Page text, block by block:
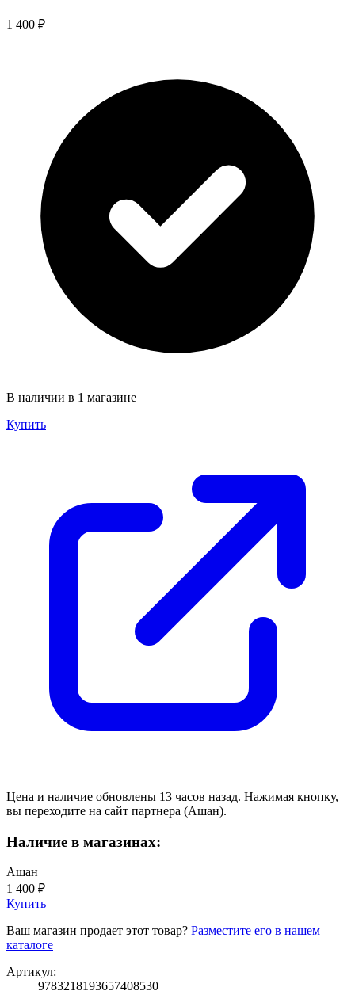
1 400 ₽
В наличии в 1 магазине
Купить
Цена и наличие обновлены 13 часов назад. Нажимая кнопку,
вы переходите на сайт партнера (Ашан).
Наличие в магазинах:
Ашан
1 400 ₽
Купить
Ваш магазин продает этот товар? Разместите его в нашем
каталоге
Артикул:
9783218193657408530